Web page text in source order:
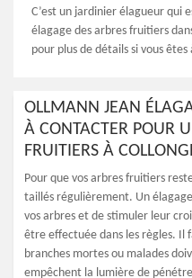
C’est un jardinier élagueur qui
élagage des arbres fruitiers
pour plus de détails si vous
OLLMANN JEAN
À CONTACTER POUR
FRUITIERS À
Pour que vos arbres fruitiers
taillés régulièrement. Un
vos arbres et de stimuler leur
être effectuée dans les règles. Il
branches mortes ou malades
empêchent la lumière de